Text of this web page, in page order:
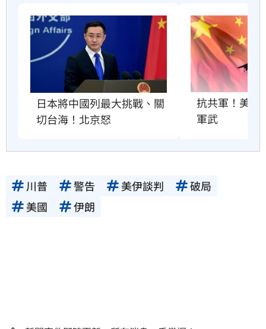
日本將中國列最大挑戰、關
切台海！北京怒
抗共軍！美國
軍武
川普 警告 美伊談判
破局
美國
伊朗